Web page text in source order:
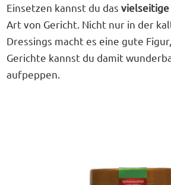
Einsetzen kannst du dasvielseitige
Art von Gericht. Nicht nur in der
Dressings macht es eine gute
Gerichte kannst du damit
aufpeppen.